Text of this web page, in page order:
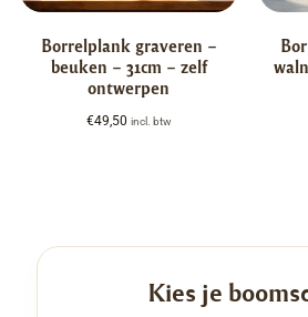
Borrelplank graveren –
beuken – 31cm – zelf
ontwerpen
€49,50 incl. btw
Kies je